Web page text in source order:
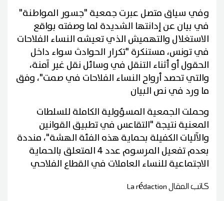
وفي سياق متصل عبرت جمعية "جسور المواطنة"
في بيان عن إدانتها الشديدة لما وصفته بواقع
الاستغلال والتهميش الذي تعيشه النساء الفلاحات
في تونس، مستنكرة "تكرار الحوادث سواء داخل
الحقول أو أثناء التنقل في وسائل نقل غير آمنة،
والتي تحصد أرواح النساء الفلاحات في صمت"، وفق
ما ورد في نص البيان
وحملت الجمعية المسؤولية الكاملة للسلطات
المعنية نتيجة "التقاعس في تطبيق القوانين
والآليات الكفيلة بحماية هذه الفئة الهشة"، منددة
بعدم تفعيل المرسوم عدد 4 المتعلق بالحماية
الاجتماعية للنساء العاملات في القطاع الفلاحي
كاتب المقالLa rédaction